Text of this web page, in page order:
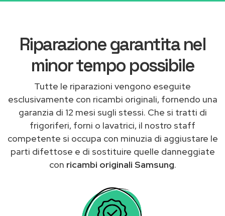
Riparazione garantita nel
minor tempo possibile
Tutte le riparazioni vengono eseguite
esclusivamente con ricambi originali, fornendo una
garanzia di 12 mesi sugli stessi. Che si tratti di
frigoriferi, forni o lavatrici, il nostro staff
competente si occupa con minuzia di aggiustare le
parti difettose e di sostituire quelle danneggiate
con ricambi originali Samsung.